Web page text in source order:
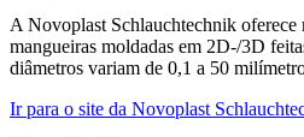
A Novoplast Schlauchtechnik oferece
mangueiras moldadas em 2D-/3D
diâmetros variam de 0,1 a 50
Ir para o site da Novoplast